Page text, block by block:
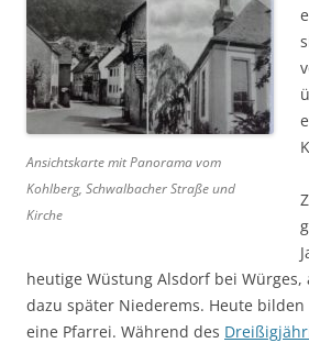
Ansichtskarte mit Panorama vom
Kohlberg, Schwalbacher Straße und
Kirche
heutige Wüstung Alsdorf bei Würges,
dazu später Niederems. Heute
eine Pfarrei. Während des